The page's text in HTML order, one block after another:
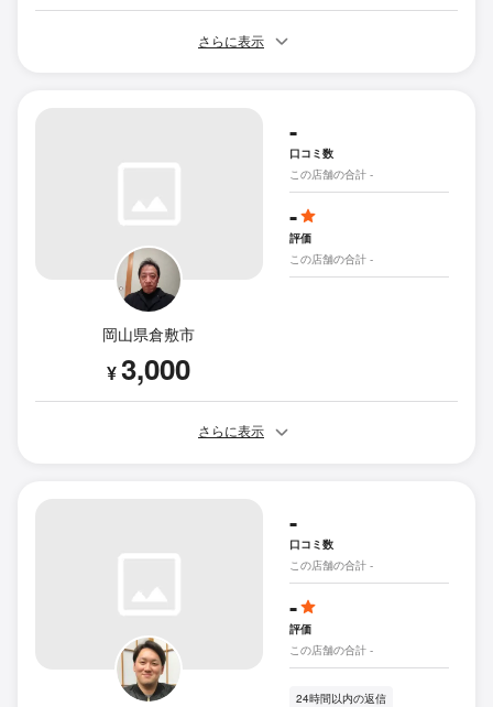
さらに表示
岡山県倉敷市
¥3,000
-
口コミ数
この店舗の合計 -
-
評価
この店舗の合計 -
さらに表示
-
口コミ数
この店舗の合計 -
-
評価
この店舗の合計 -
24時間以内の返信